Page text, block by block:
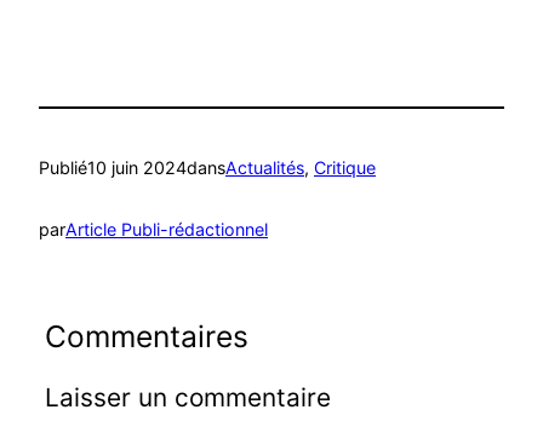
Publié10 juin 2024dansActualités, Critique
parArticle Publi-rédactionnel
Commentaires
Laisser un commentaire